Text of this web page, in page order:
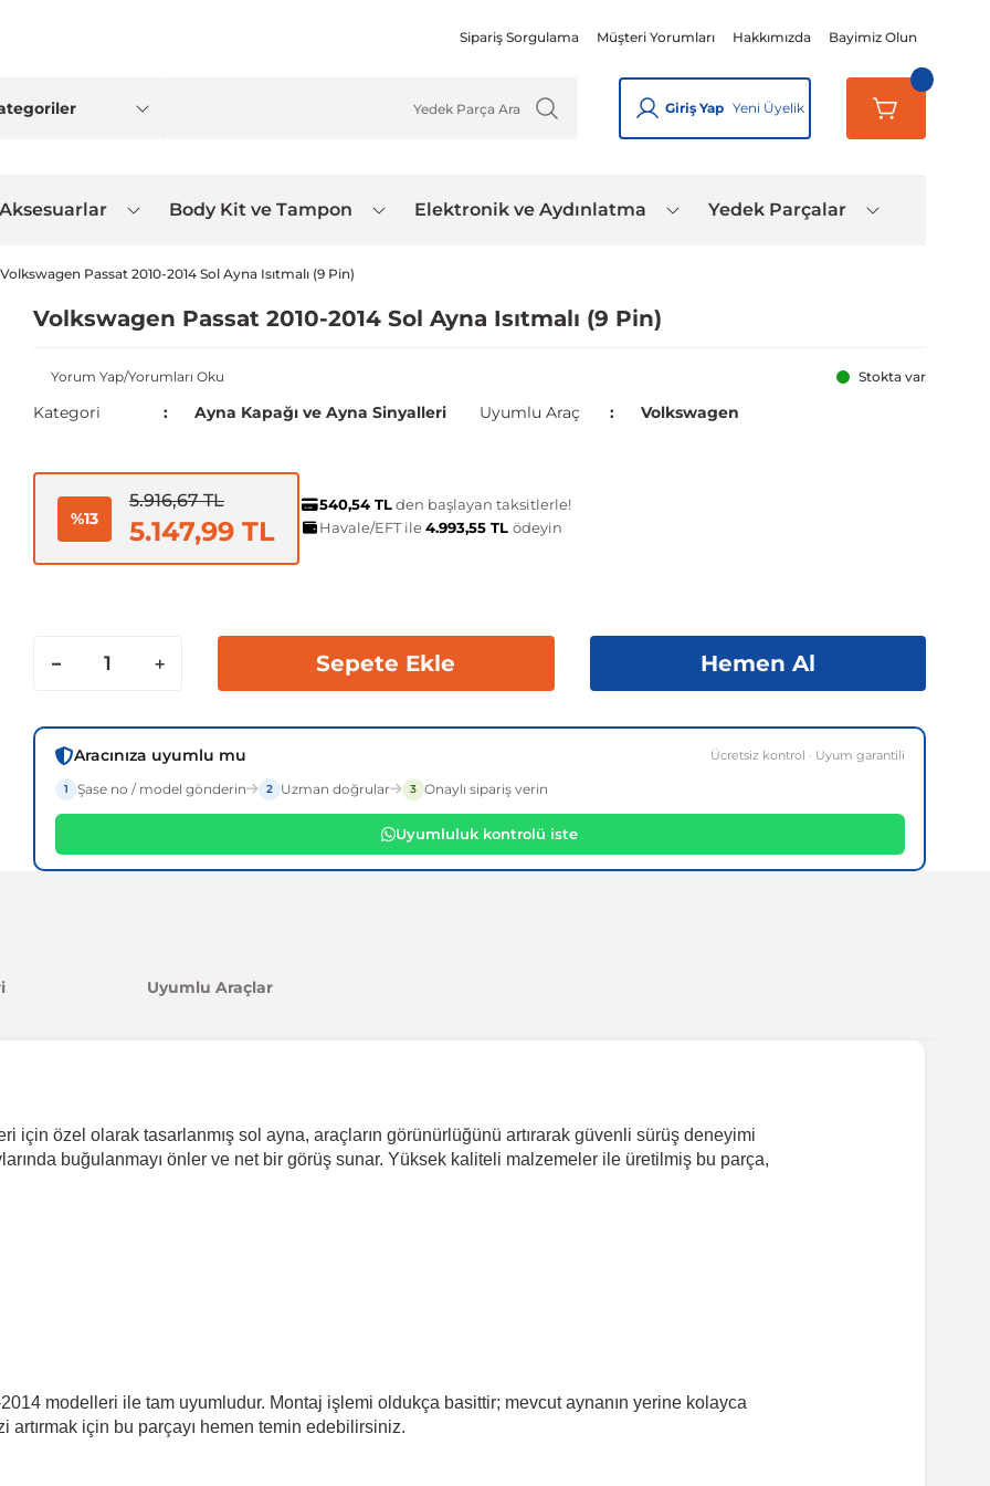
Sipariş Sorgulama Müşteri Yorumları Hakkımızda Bayimiz Olun
Giriş Yap Yeni Üyelik
Aksesuarlar Body Kit ve Tampon Elektronik ve Aydınlatma Yedek Parçalar
Volkswagen Passat 2010-2014 Sol Ayna Isıtmalı (9 Pin)
Volkswagen Passat 2010-2014 Sol Ayna Isıtmalı (9 Pin)
Yorum Yap/Yorumları Oku Stokta var
Kategori Ayna Kapağı ve Ayna Sinyalleri Uyumlu Araç Volkswagen
%13
5.916,67 TL
5.147,99 TL
540,54 TLden başlayan taksitlerle!
Havale/EFT ile4.993,55 TL ödeyin
Sepete Ekle Hemen Al
Aracınıza uyumlu mu Ücretsiz kontrol · Uyum garantili
1 Şase no / model gönderin 2 Uzman doğrular 3 Onaylı sipariş verin
Uyumluluk kontrolü iste
Uyumlu Araçlar
için özel olarak tasarlanmış sol ayna, araçların görünürlüğünü artırarak güvenli sürüş deneyimi
buğulanmayı önler ve net bir görüş sunar. Yüksek kaliteli malzemeler ile üretilmiş bu parça,
modelleri ile tam uyumludur. Montaj işlemi oldukça basittir; mevcut aynanın yerine kolayca
artırmak için bu parçayı hemen temin edebilirsiniz.